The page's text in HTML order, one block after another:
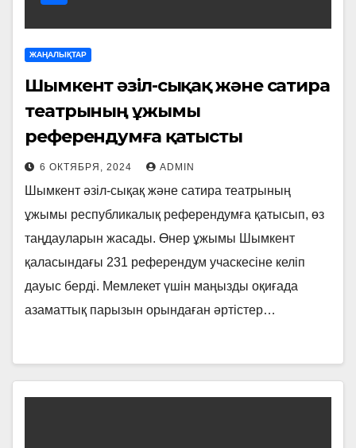
ЖАҢАЛЫҚТАР
Шымкент әзіл-сықақ және сатира
театрының ұжымы
референдумға қатысты
6 ОКТЯБРЯ, 2024 ADMIN
Шымкент әзіл-сықақ және сатира театрының
ұжымы республикалық референдумға қатысып, өз
таңдауларын жасады. Өнер ұжымы Шымкент
қаласындағы 231 референдум учаскесіне келіп
дауыс берді. Мемлекет үшін маңызды оқиғада
азаматтық парызын орындаған әртістер…